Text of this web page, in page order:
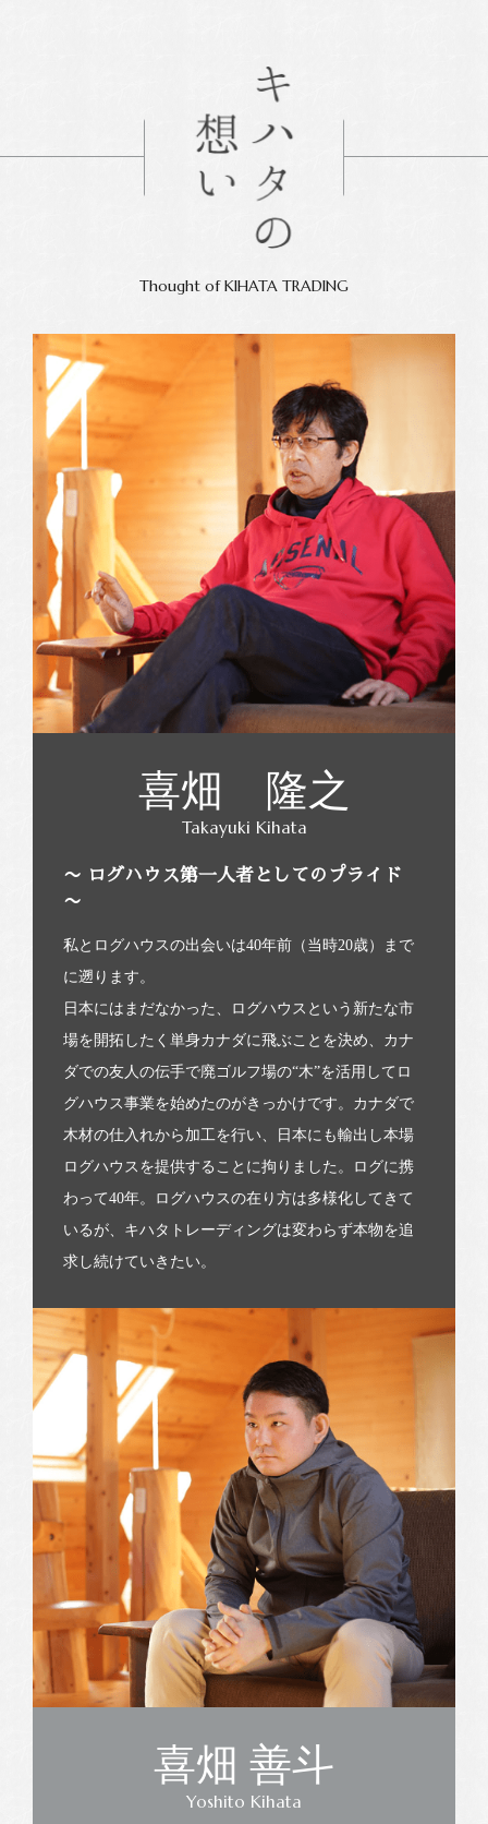
Thought of KIHATA TRADING
喜畑 隆之
Takayuki Kihata
〜 ログハウス第一人者としてのプライド
〜
私とログハウスの出会いは40年前（当時20歳）まで
に遡ります。
日本にはまだなかった、ログハウスという新たな市
場を開拓したく単身カナダに飛ぶことを決め、カナ
ダでの友人の伝手で廃ゴルフ場の“木”を活用してロ
グハウス事業を始めたのがきっかけです。カナダで
木材の仕入れから加工を行い、日本にも輸出し本場
ログハウスを提供することに拘りました。ログに携
わって40年。ログハウスの在り方は多様化してきて
いるが、キハタトレーディングは変わらず本物を追
求し続けていきたい。
喜畑 善斗
Yoshito Kihata